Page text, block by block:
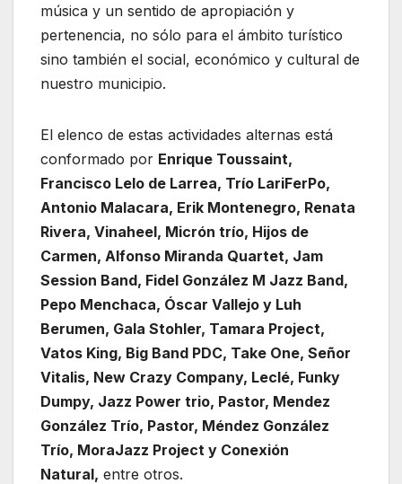
música y un sentido de apropiación y
pertenencia, no sólo para el ámbito turístico
sino también el social, económico y cultural de
nuestro municipio.
El elenco de estas actividades alternas está
conformado por Enrique Toussaint,
Francisco Lelo de Larrea, Trío LariFerPo,
Antonio Malacara, Erik Montenegro, Renata
Rivera, Vinaheel, Micrón trío, Hijos de
Carmen, Alfonso Miranda Quartet, Jam
Session Band, Fidel González M Jazz Band,
Pepo Menchaca, Óscar Vallejo y Luh
Berumen, Gala Stohler, Tamara Project,
Vatos King, Big Band PDC, Take One, Señor
Vitalis, New Crazy Company, Leclé, Funky
Dumpy, Jazz Power trio, Pastor, Mendez
González Trío, Pastor, Méndez González
Trío, MoraJazz Project y Conexión
Natural, entre otros.